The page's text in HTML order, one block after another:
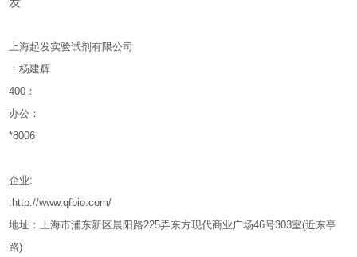
上海起发实验试剂有限公司
：杨建辉
400 ：
办公：
*8006
企业:
:http://www.qfbio.com/
地址：上海市浦东新区晨阳路225弄东方现代商业广场46号303室(近东亭
路)